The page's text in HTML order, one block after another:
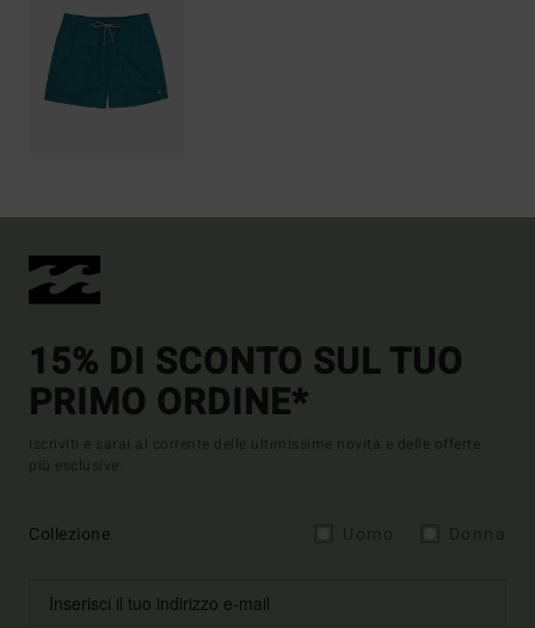
15% DI SCONTO SUL TUO
PRIMO ORDINE*
Iscriviti e sarai al corrente delle ultimissime novità e delle offerte
più esclusive.
Collezione